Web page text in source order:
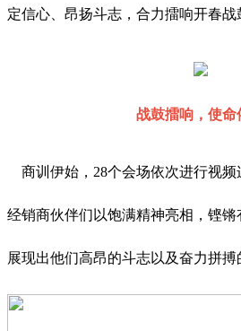
定信心、昂扬斗志，合力擂响开春战
战鼓擂响，使命
商训伊始，28个会场依次进行视频
经销商伙伴们以饱满精神亮相，铿锵
展现出他们高昂的斗志以及奋力拼搏